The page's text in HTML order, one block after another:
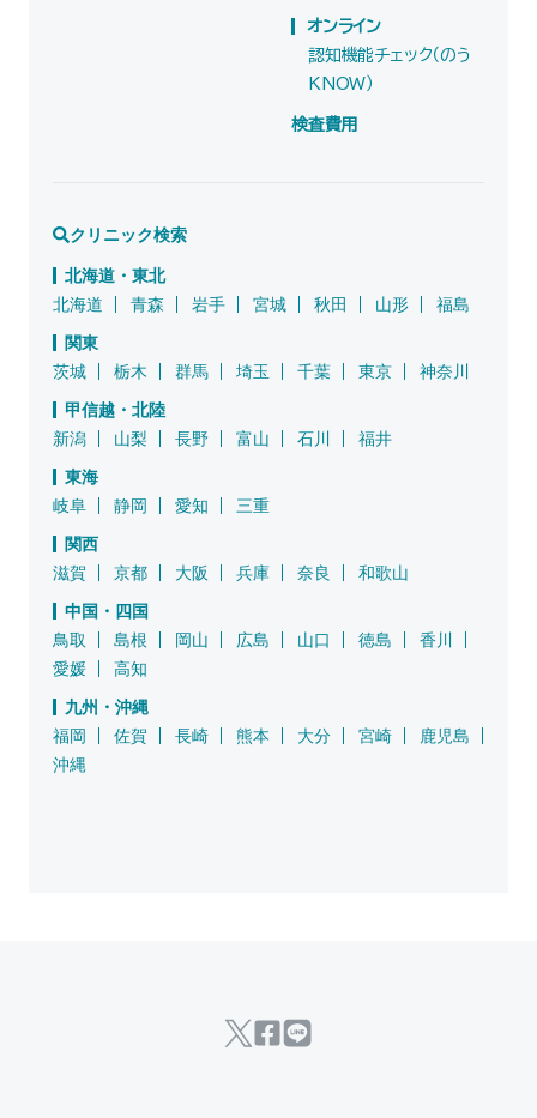
オンライン
認知機能チェック（のう
KNOW）
検査費用
クリニック検索
北海道・東北
北海道
青森 岩手 宮城 秋田 山形
福島
関東
茨城
栃木 群馬 埼玉 千葉 東京
神奈川
甲信越・北陸
新潟
山梨 長野 富山 石川
福井
東海
岐阜
静岡 愛知
三重
関西
滋賀
京都 大阪 兵庫 奈良
和歌山
中国・四国
鳥取
島根 岡山 広島 山口 徳島
香川
愛媛
高知
九州・沖縄
福岡
佐賀 長崎 熊本 大分 宮崎
鹿児島
沖縄